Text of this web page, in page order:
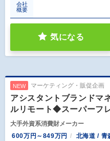
会社
概要
気になる
NEW マーケティング・販促企画
アシスタントブランドマ
ルリモート◆スーパーフ
大手外資系消費財メーカー
600万円～849万円
北海道 / 青